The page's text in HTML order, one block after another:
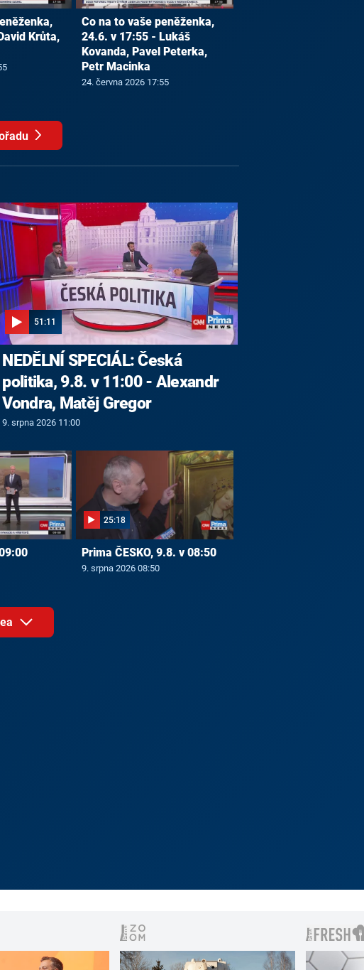
Krůta,
Co na to vaše peněženka,
24.6. v 17:55 - Lukáš
Kovanda, Pavel Peterka,
Petr Macinka
24. června 2026 17:55
51:11
NEDĚLNÍ SPECIÁL: Česká
politika, 9.8. v 11:00 - Alexandr
Vondra, Matěj Gregor
9. srpna 2026 11:00
25:18
Prima ČESKO, 9.8. v 08:50
9. srpna 2026 08:50